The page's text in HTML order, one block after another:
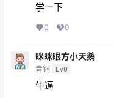
学一下
0 0
眯眯眼方小天鹅
青铜 Lv0
牛逼